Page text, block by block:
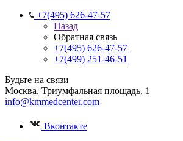
+7(495) 626-47-57
Назад
Обратная связь
+7(495) 626-47-57
+7(499) 251-46-51
Будьте на связи
Москва, Триумфальная площадь, 1
info@kmmedcenter.com
Вконтакте